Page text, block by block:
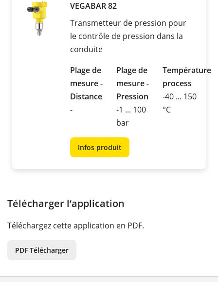
VEGABAR 82
Transmetteur de pression pour
le contrôle de pression dans la
conduite
Plage de
mesure -
Distance
-
Plage de
mesure -
Pression
-1 ... 100
bar
Température
process
-40 ... 150
°C
Infos produit
Télécharger l‘application
Téléchargez cette application en PDF.
PDF Télécharger